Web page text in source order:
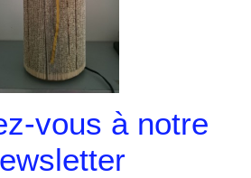
vous à notre